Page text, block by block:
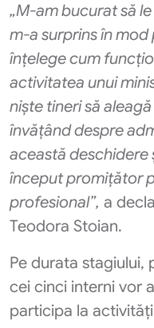
„M-am bucurat să
m-a surprins în
înțelege cum
activitatea unui
niște tineri să
învățând despre
această
început promițător
profesional”, a
Teodora Stoian.
Pe durata stagiului,
cei cinci interni vor
participa la